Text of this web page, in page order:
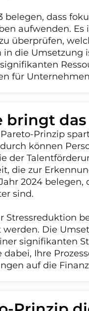
belegen, dass
aufwenden.
überprüfen,
die Umsetzung
für
bringt
Prinzip
können
der
die zur
2024
sind.
Stressreduktion
Die
signifikanten
Ihre
auf die